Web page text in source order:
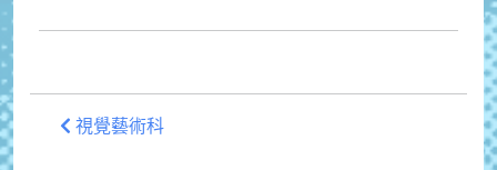
視覺藝術科